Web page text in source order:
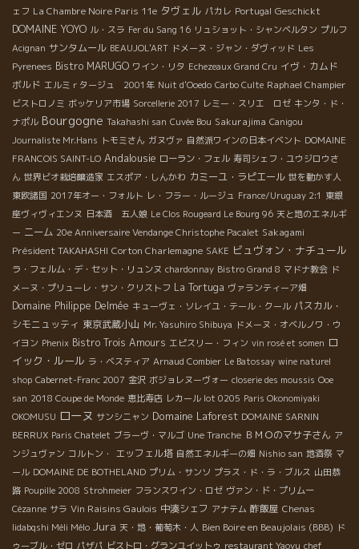
ェフ La Chambre Noire Paris 11e タヴェル パカレ Portugal Geschickt
DOMAINE YOYO ル・スラ Fer du Sang 16 リュショット・シャンベルタン プルフ
Acignan サンタムール BEAUJOL'ART ドメーヌ・ジャン・ダヴィッド Les
Pyrenees Bistro MARUGO ワイン・リタ Echezeaux Grand Cru イヴ・カムド
ボルド エルミｒタージュ 2001年 Nuit d'Ooedo Carbo Culte Raphael Champier
ビストロノミ ボッケリア市場 Sorcellerie 2017 レミー・スリエ ロゼ キンタ・ド・
ナポル Bourgogne Takahashi san Cuvée Bou Sakurajima Canigou
Journaliste Mr.Hans トモミさん ガヌヴァ 自然派ワインの日本イベント DOMAINE
FRANCOIS SAINT-LO Andalousie ローラン・フェル 寿司シェフ・ユウジロウさ
ん 世界ビオ栽培醸造家 エスポア・しんかわ カミーユ・ラピエール 世を動かす人
東欧諸国 2017年オー・フォルト レ・フラー・ルージュ France/Uruguay 2:1 東銀
座ヴィヴィエンヌ 日本酒 五人娘 Le Clos Rougeard Le Bourg 96 天と地のエネルギ
ー ニーム 20e Anniversaire Vendange Christophe Pacalet Sakagami
Président TAKAHASHI Corton Charlemagne SAKE ビュヴォン・ナチュール
ラ・フェルム・デ・セット・リュンヌ chardonnay Bistro Grand 8 マドナ教会 ド
メーヌ・プリューレ・サン・クリストフ La Tortuga ヴァランティーア畑
Domaine Philippe Delmée キューヴェ・ソレイユ・テール・クール パスカル・
シモニュッティ 東京武蔵小山 Mr. Yasuhiro Shibuya ドメーヌ・オベルノワ・ウ
イヨン Phenix Bistro Trois Amours エピスリー・フィン vin rosé et somen ロ
イック・ルール ラ・ベスティア Arnaud Combier Le Batossay wine naturel
shop Cabernet-Franc 2007 金沢 ボジョレヌーヴォー closerie des moussis Ooe
san 2018 Coupe de Monde 恵比寿店 レカール lot 0205 Paris Okonomiyaki
OKOMUSU ローヌ サンシニャン Domaine Laforest DOMAINE SARNIN
BERRUX Paris Chatelet ブラーヴ・マルゴ Une Tranche ＢＭＯのマサ子さん ア
ンジュヴァン コルトン・ エッフェル塔 自然エネルギーの畑 Nishio san 地酒祭 マ
ール DOMAINE DE BOTHELAND プリム・サンソ プラス・ド・ラ・ブルス 山田恭
路 Poupille 2008 Strohmeier フランスワイン・ロゼ ヴァン・ド・プリムー
Cézanne サラ Vin Raisins Gaulois 中湊シェフ アナテム 酢飯屋 Chenas
Iidabqshi Méli Mélo Jura 天・地・葡萄木・人 Bien Boire en Beaujolais (BBB) ド
ゥーブル・ゼロ パザパ ビストロ・グランユイットゥ restaurant Yaoyu chef